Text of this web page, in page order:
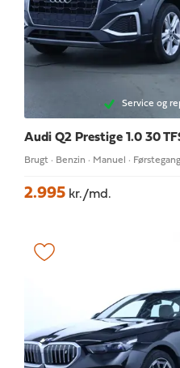
Service og
Audi Q2 Prestige 1.0 30
Brugt · Benzin · Manuel ·
2.995 kr./md.